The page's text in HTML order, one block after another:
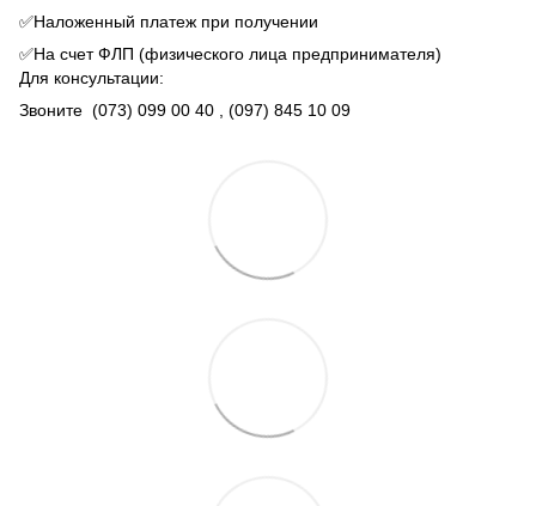
✅Наложенный платеж при получении
✅На счет ФЛП (физического лица предпринимателя)
Для консультации:
Звоните (073) 099 00 40 , (097) 845 10 09